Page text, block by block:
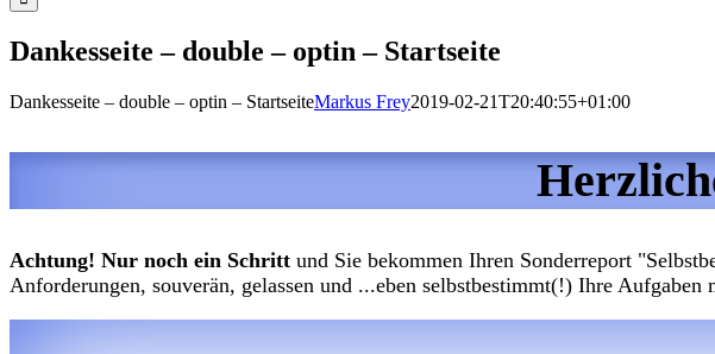
Dankesseite – double – optin – Startseite
Dankesseite – double – optin – StartseiteMarkus Frey2019-02-21T20:40:55+01:00
Achtung! Nur noch ein Schritt und Sie bekommen Ihren Sonderreport
Anforderungen, souverän, gelassen und ...eben selbstbestimmt(!) Ihre